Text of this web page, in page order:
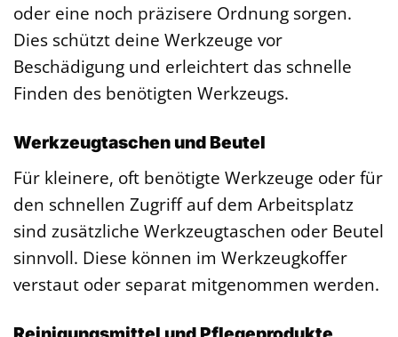
oder eine noch präzisere Ordnung sorgen.
Dies schützt deine Werkzeuge vor
Beschädigung und erleichtert das schnelle
Finden des benötigten Werkzeugs.
Werkzeugtaschen und Beutel
Für kleinere, oft benötigte Werkzeuge oder für
den schnellen Zugriff auf dem Arbeitsplatz
sind zusätzliche Werkzeugtaschen oder Beutel
sinnvoll. Diese können im Werkzeugkoffer
verstaut oder separat mitgenommen werden.